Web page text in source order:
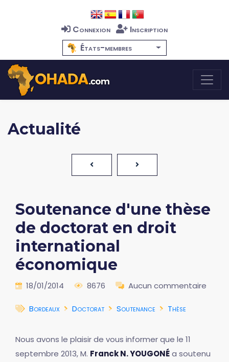
Connexion
Inscription
États-membres
Actualité
Soutenance d'une thèse
de doctorat en droit
international
économique
18/01/2014 8676 Aucun commentaire
Bordeaux Doctorat Soutenance Thèse
Nous avons le plaisir de vous informer que le 11
septembre 2013, M. Franck N. YOUGONÉa soutenu